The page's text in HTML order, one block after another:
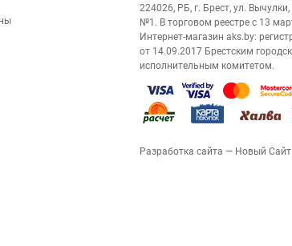
224026, РБ, г. Брест, ул.
№1. В торговом реестре с 13
Интернет-магазин aks.by:
от 14.09.2017 Брестским
исполнительным комитетом.
Разработка сайта — Новый Сайт